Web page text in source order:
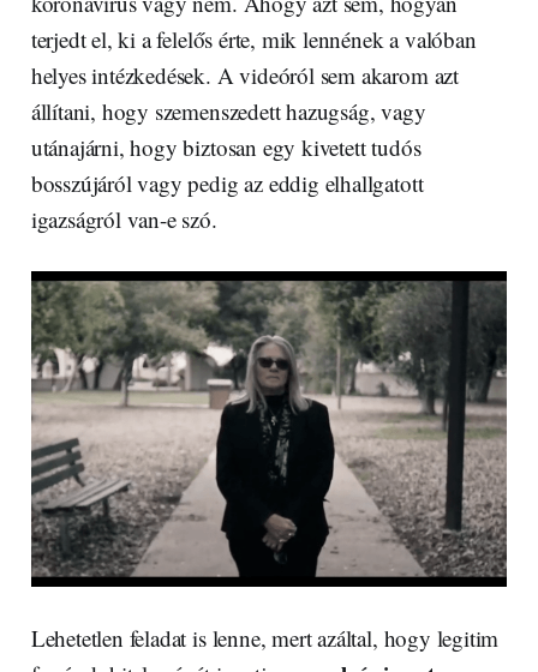
terjedt el, ki a felelős érte, mik lennének a valóban
helyes intézkedések. A videóról sem akarom azt
állítani, hogy szemenszedett hazugság, vagy
utánajárni, hogy biztosan egy kivetett tudós
bosszújáról vagy pedig az eddig elhallgatott
igazságról van-e szó.
Lehetetlen feladat is lenne, mert azáltal, hogy legitim